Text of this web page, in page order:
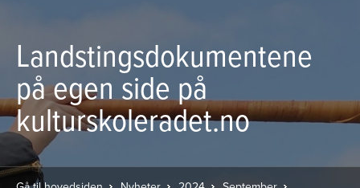
Landstingsdokumentene
på egen side på
kulturskoleradet.no